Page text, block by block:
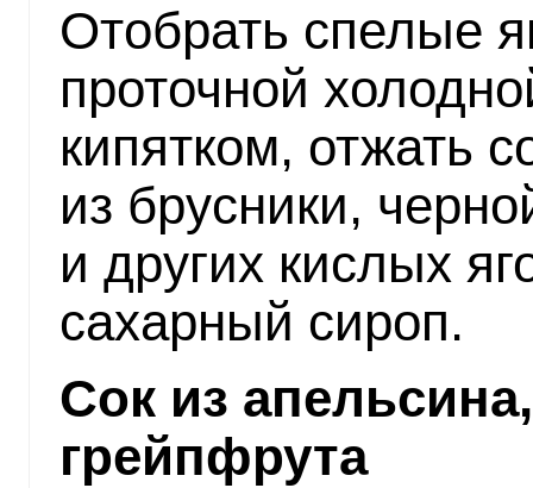
Отобрать спелые
проточной
кипятком, отжать
из брусники,
и других кислых
сахарный сироп.
Сок из
грейпфрута